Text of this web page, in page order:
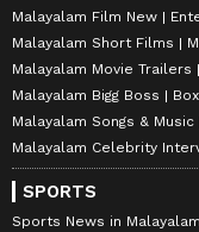
Malayalam Film New
Malayalam Short Films
Malayalam Movie Trailers
Malayalam Bigg Boss
Malayalam Songs & Music
Malayalam Celebrity
SPORTS
Sports News in Malayalam